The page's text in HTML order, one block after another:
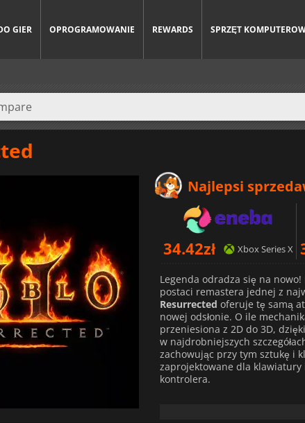
GIER OPROGRAMOWANIE REWARDS SPRZĘT
Najlepsi
34.42zł Xbox Series X
Legenda odradza się na
postaci remastera jednej z
Resurrected oferuje tę samą
nowej odsłonie. O ile
przeniesiona z 2D do 3D,
w najdrobniejszych
zachowując przy tym sztukę i
zaprojektowane dla
kontrolera.
miejscu, w którym